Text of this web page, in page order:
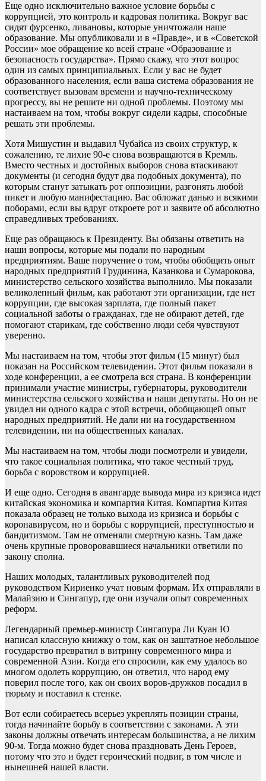
Еще одно исключительно важное условие борьбы с
коррупцией, это контроль и кадровая политика. Вокруг вас
сидят фурсенко, ливановы, которые уничтожали наше
образование. Мы опубликовали и в «Правде», и в «Советской
России» мое обращение ко всей стране «Образование и
безопасность государства». Прямо скажу, что этот вопрос
один из самых принципиальных. Если у вас не будет
образованного населения, если ваша система образования не
соответствует вызовам времени и научно-техническому
прогрессу, вы не решите ни одной проблемы. Поэтому мы
настаиваем на том, чтобы вокруг сидели кадры, способные
решать эти проблемы.
Хотя Мишустин и выдавил Чубайса из своих структур, к
сожалению, те лихие 90-е снова возвращаются в Кремль.
Вместо честных и достойных выборов снова втаскивают
документы (и сегодня будут два подобных документа), по
которым станут затыкать рот оппозиции, разгонять любой
пикет и любую манифестацию. Вас обложат данью и всякими
поборами, если вы вдруг откроете рот и заявите об абсолютно
справедливых требованиях.
Еще раз обращаюсь к Президенту. Вы обязаны ответить на
наши вопросы, которые мы подали по народным
предприятиям. Ваше поручение о том, чтобы обобщить опыт
народных предприятий Грудинина, Казанкова и Сумарокова,
министерство сельского хозяйства выполнило. Мы показали
великолепный фильм, как работают эти организации, где нет
коррупции, где высокая зарплата, где полный пакет
социальной заботы о гражданах, где не обирают детей, где
помогают старикам, где собственно люди себя чувствуют
уверенно.
Мы настаиваем на том, чтобы этот фильм (15 минут) был
показан на Российском телевидении. Этот фильм показали в
ходе конференции, а ее смотрела вся страна. В конференции
принимали участие министры, губернаторы, руководители
министерства сельского хозяйства и наши депутаты. Но он не
увидел ни одного кадра с этой встречи, обобщающей опыт
народных предприятий. Не дали ни на государственном
телевидении, ни на общественных каналах.
Мы настаиваем на том, чтобы люди посмотрели и увидели,
что такое социальная политика, что такое честный труд,
борьба с воровством и коррупцией.
И еще одно. Сегодня в авангарде вывода мира из кризиса идет
китайская экономика и компартия Китая. Компартия Китая
показала образец не только выхода из кризиса и борьбы с
коронавирусом, но и борьбы с коррупцией, преступностью и
бандитизмом. Там не отменяли смертную казнь. Там даже
очень крупные проворовавшиеся начальники ответили по
закону сполна.
Наших молодых, талантливых руководителей под
руководством Кириенко учат новым формам. Их отправляли в
Малайзию и Сингапур, где они изучали опыт современных
реформ.
Легендарный премьер-министр Сингапура Ли Куан Ю
написал классную книжку о том, как он заштатное небольшое
государство превратил в витрину современного мира и
современной Азии. Когда его спросили, как ему удалось во
многом одолеть коррупцию, он ответил, что народ ему
поверил после того, как он своих воров-дружков посадил в
тюрьму и поставил к стенке.
Вот если собираетесь всерьез укреплять позиции страны,
тогда начинайте борьбу в соответствии с законами. А эти
законы должны отвечать интересам большинства, а не лихим
90-м. Тогда можно будет снова праздновать День Героев,
потому что это и будет героический подвиг, в том числе и
нынешней нашей власти.